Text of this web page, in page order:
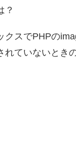
？
クスでPHPの
れていないとき